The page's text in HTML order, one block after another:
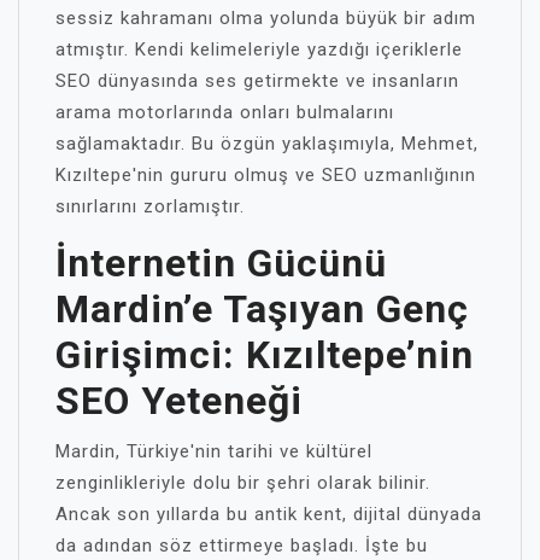
sessiz kahramanı olma yolunda büyük bir adım
atmıştır. Kendi kelimeleriyle yazdığı içeriklerle
SEO dünyasında ses getirmekte ve insanların
arama motorlarında onları bulmalarını
sağlamaktadır. Bu özgün yaklaşımıyla, Mehmet,
Kızıltepe'nin gururu olmuş ve SEO uzmanlığının
sınırlarını zorlamıştır.
İnternetin Gücünü
Mardin’e Taşıyan Genç
Girişimci: Kızıltepe’nin
SEO Yeteneği
Mardin, Türkiye'nin tarihi ve kültürel
zenginlikleriyle dolu bir şehri olarak bilinir.
Ancak son yıllarda bu antik kent, dijital dünyada
da adından söz ettirmeye başladı. İşte bu